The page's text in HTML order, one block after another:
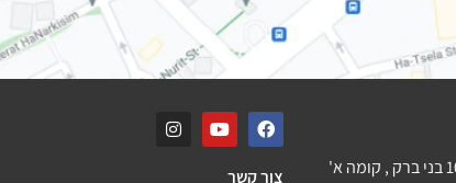
צור קשר